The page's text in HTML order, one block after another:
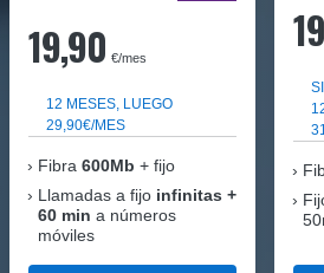
19,90 €/mes
12 MESES, LUEGO
29,90€/MES
Fibra 600Mb + fijo
Llamadas a fijo infinitas +
60 min a números
móviles